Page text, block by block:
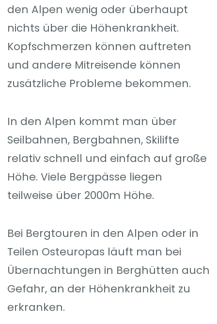
den Alpen wenig oder überhaupt
nichts über die Höhenkrankheit.
Kopfschmerzen können auftreten
und andere Mitreisende können
zusätzliche Probleme bekommen.
In den Alpen kommt man über
Seilbahnen, Bergbahnen, Skilifte
relativ schnell und einfach auf große
Höhe. Viele Bergpässe liegen
teilweise über 2000m Höhe.
Bei Bergtouren in den Alpen oder in
Teilen Osteuropas läuft man bei
Übernachtungen in Berghütten auch
Gefahr, an der Höhenkrankheit zu
erkranken.